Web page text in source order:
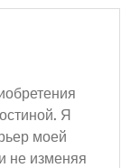
Я
моей
не изменяя